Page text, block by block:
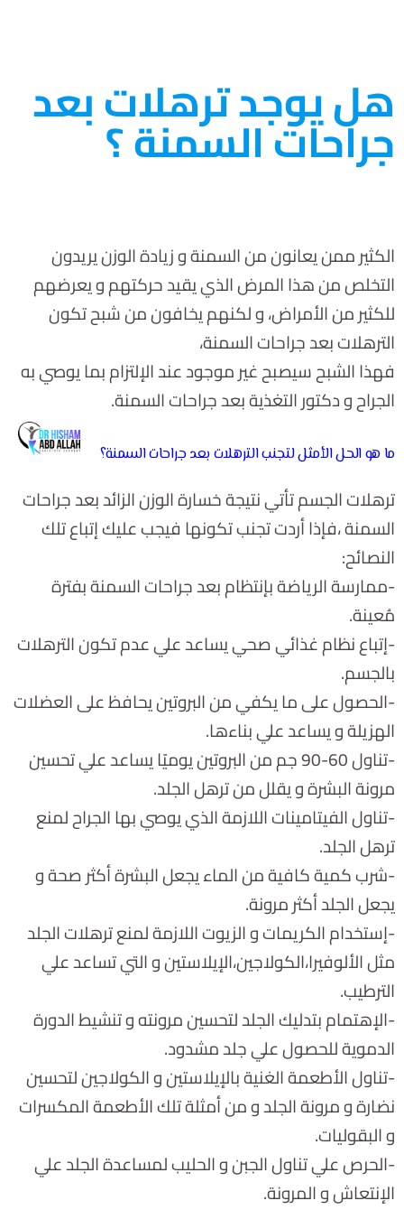
هل يوجد ترهلات بعد
جراحات السمنة ؟
الكثير ممن يعانون من السمنة و زيادة الوزن يريدون
التخلص من هذا المرض الذي يقيد حركتهم و يعرضهم
للكثير من الأمراض، و لكنهم يخافون من شبح تكون
الترهلات بعد جراحات السمنة،
فهذا الشبح سيصبح غير موجود عند الإلتزام بما يوصي به
الجراح و دكتور التغذية بعد جراحات السمنة.
ما هو الحل الأمثل لتجنب الترهلات بعد جراحات السمنة؟
ترهلات الجسم تأتي نتيجة خسارة الوزن الزائد بعد جراحات
السمنة ،فإذا أردت تجنب تكونها فيجب عليك إتباع تلك
النصائح:
-ممارسة الرياضة بإنتظام بعد جراحات السمنة بفترة
مُعينة.
-إتباع نظام غذائي صحي يساعد علي عدم تكون الترهلات
بالجسم.
-الحصول على ما يكفي من البروتين يحافظ على العضلات
الهزيلة و يساعد علي بناءها.
-تناول 60-90 جم من البروتين يوميًا يساعد علي تحسين
مرونة البشرة و يقلل من ترهل الجلد.
-تناول الفيتامينات اللازمة الذي يوصي بها الجراح لمنع
ترهل الجلد.
-شرب كمية كافية من الماء يجعل البشرة أكثر صحة و
يجعل الجلد أكثر مرونة.
-إستخدام الكريمات و الزيوت اللازمة لمنع ترهلات الجلد
مثل الألوفيرا،الكولاجين،الإيلاستين و التي تساعد علي
الترطيب.
-الإهتمام بتدليك الجلد لتحسين مرونته و تنشيط الدورة
الدموية للحصول علي جلد مشدود.
-تناول الأطعمة الغنية بالإيلاستين و الكولاجين لتحسين
نضارة و مرونة الجلد و من أمثلة تلك الأطعمة المكسرات
و البقوليات.
-الحرص علي تناول الجبن و الحليب لمساعدة الجلد علي
الإنتعاش و المرونة.